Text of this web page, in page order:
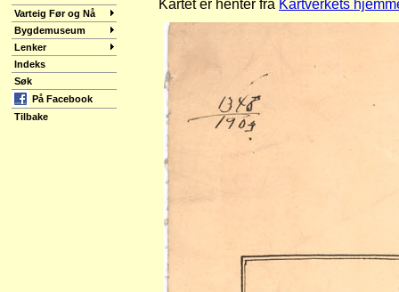
Varteig Før og Nå
Bygdemuseum
Lenker
Indeks
Søk
På Facebook
Tilbake
Kartet er henter fra Kartverkets